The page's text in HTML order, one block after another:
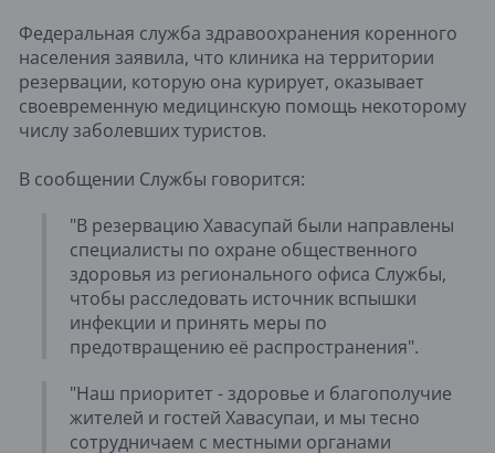
Федеральная служба здравоохранения коренного
населения заявила, что клиника на территории
резервации, которую она курирует, оказывает
своевременную медицинскую помощь некоторому
числу заболевших туристов.
В сообщении Службы говорится:
"В резервацию Хавасупай были направлены
специалисты по охране общественного
здоровья из регионального офиса Службы,
чтобы расследовать источник вспышки
инфекции и принять меры по
предотвращению её распространения".
"Наш приоритет - здоровье и благополучие
жителей и гостей Хавасупаи, и мы тесно
сотрудничаем с местными органами